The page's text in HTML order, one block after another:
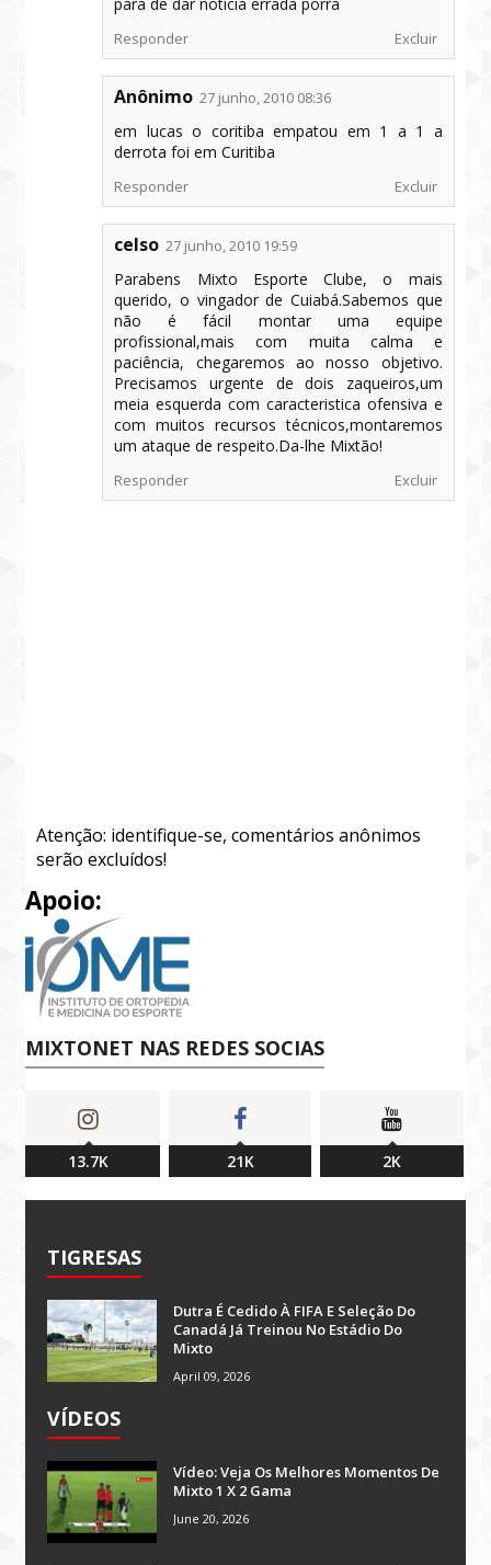
Responder Excluir
Anônimo 27 junho, 2010 08:36
em lucas o coritiba empatou em 1 a 1 a
derrota foi em Curitiba
Responder Excluir
celso 27 junho, 2010 19:59
Parabens Mixto Esporte Clube, o mais
querido, o vingador de Cuiabá.Sabemos que
não é fácil montar uma equipe
profissional,mais com muita calma e
paciência, chegaremos ao nosso objetivo.
Precisamos urgente de dois zaqueiros,um
meia esquerda com caracteristica ofensiva e
com muitos recursos técnicos,montaremos
um ataque de respeito.Da-lhe Mixtão!
Responder Excluir
Atenção: identifique-se, comentários anônimos
serão excluídos!
Apoio:
MIXTONET NAS REDES SOCIAS
13.7K 21K 2K
TIGRESAS
Dutra É Cedido À FIFA E Seleção Do
Canadá Já Treinou No Estádio Do
Mixto
April 09, 2026
VÍDEOS
Vídeo: Veja Os Melhores Momentos De
Mixto 1 X 2 Gama
June 20, 2026